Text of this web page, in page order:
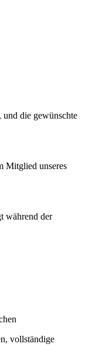
die gewünschte
Mitglied unseres
während der
vollständige